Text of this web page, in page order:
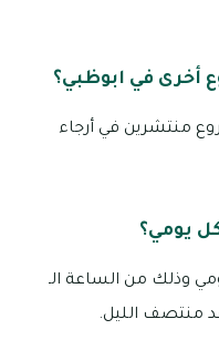
في ابوظبي؟
يمتلك مطعم مروش عدد 3 فروع منتشرين في أرجاء
يومي؟
وذلك من الساعة الـ